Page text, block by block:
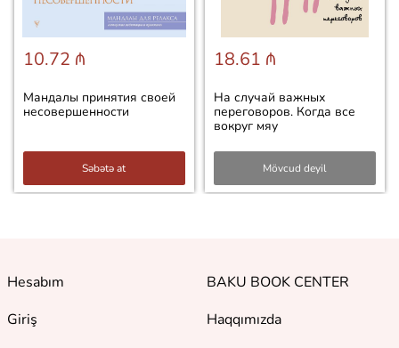
10.72 ₼
Мандалы принятия своей
несовершенности
Səbətə at
18.61 ₼
На случай важных
переговоров. Когда все
вокруг мяу
Mövcud deyil
Hesabım
Giriş
BAKU BOOK CENTER
Haqqımızda